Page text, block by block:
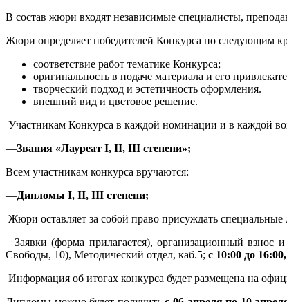
В состав жюри входят независимые специалисты,
Жюри определяет победителей Конкурса по следующим
соответствие работ тематике Конкурса;
оригинальность в подаче материала и его
творческий подход и эстетичность оформления.
внешний вид и цветовое решение.
Участникам Конкурса в каждой номинации и в каждой
—Звания «Лауреат I, II, III степени»;
Всем участникам конкурса вручаются:
—Дипломы I, II, III степени;
Жюри оставляет за собой право присуждать
Заявки (форма прилагается), организационный взнос
Свободы, 10), Методический отдел, каб.5; с 10:00 до
Информация об итогах конкурса будет размещена на